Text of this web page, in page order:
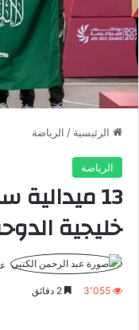
الرئيسية / الرياضة
الرياضة
13
خليجية
3٬055